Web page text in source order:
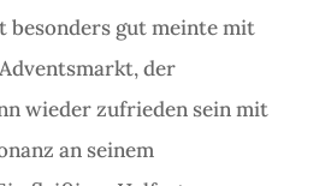
besonders gut meinte mit
der
wieder zufrieden sein mit
an seinem